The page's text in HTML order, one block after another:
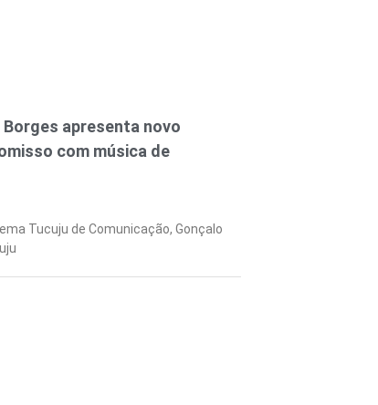
apresenta novo
com música de
Tucuju de Comunicação, Gonçalo